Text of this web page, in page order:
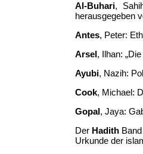
Al-Buhari,
herausgegeben
Antes, Peter:
Arsel, Ilhan:
Ayubi, Nazih:
Cook, Michael:
Gopal, Jaya:
Der Hadith
Urkunde der